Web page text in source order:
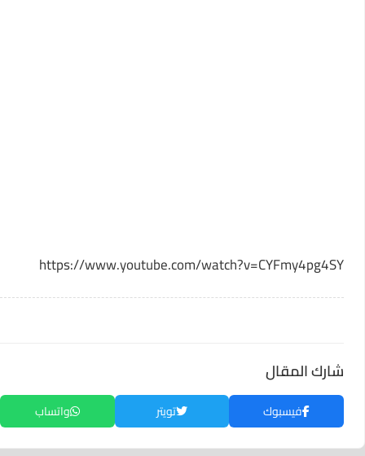
https://www.youtube.com/watch?v=CYFmy4pg4SY
شارك المقال
فيسبوك تويتر واتساب